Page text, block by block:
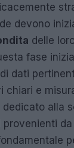
devono
delle
fase
dati
chiari e
alla